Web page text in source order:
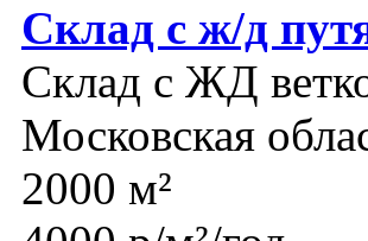
Склад с ж/д
Склад с ЖД
Московская
2000 м²